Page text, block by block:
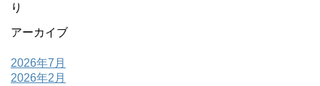
り
アーカイブ
2026年7月
2026年2月